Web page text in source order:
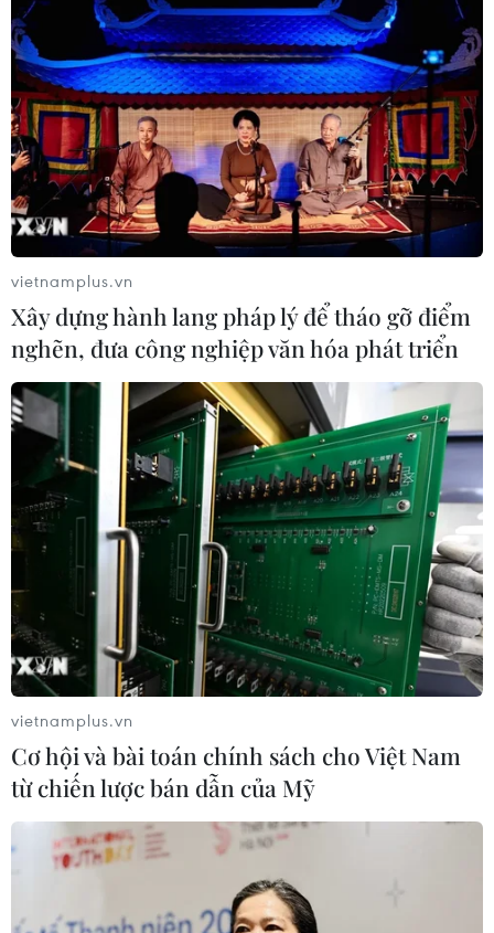
13/12/2017 13:42
Các doanh nghiệp ASEAN rất quan tâm các lĩnh vực thế
mạnh nổi tiếng của vùng Parma như sản xuất nông
nghiệp, chăn nuôi, hóa mỹ phẩm, chế biến thực phẩm,
đồ uống truyền thống, nghỉ dưỡng, du lịch.
vietnamplus.vn
Xây dựng hành lang pháp lý để tháo gỡ điểm
nghẽn, đưa công nghiệp văn hóa phát triển
vietnamplus.vn
Cơ hội và bài toán chính sách cho Việt Nam
từ chiến lược bán dẫn của Mỹ